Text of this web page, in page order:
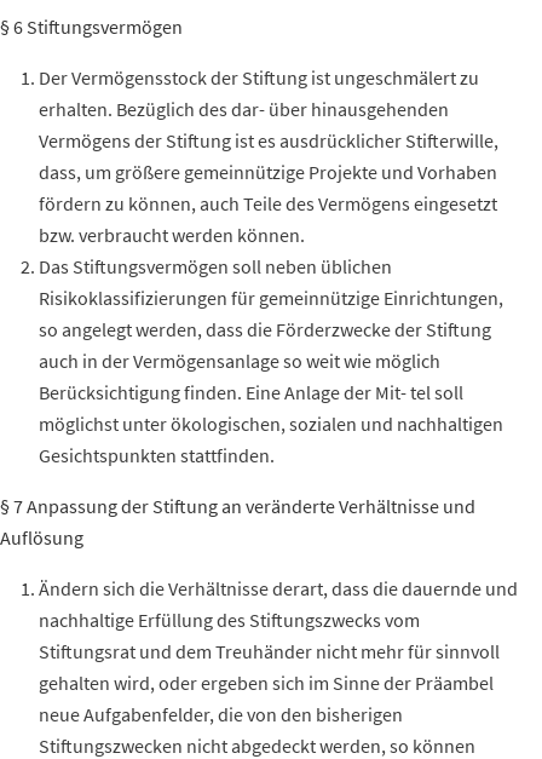
§ 6 Stiftungsvermögen
DerVermögensstockder Stiftung ist ungeschmälert zu
erhalten. Bezüglich des dar- über hinausgehenden
Vermögens der Stiftung ist es ausdrücklicher Stifterwille,
dass, um größere gemeinnützige Projekte und Vorhaben
fördern zu können, auch Teiledes Vermögens eingesetzt
bzw. verbraucht werden können.
Das Stiftungsvermögen soll neben üblichen
Risikoklassifizierungen für gemeinnützige Einrichtungen,
so angelegt werden, dass die Förderzwecke der Stiftung
auch in der Vermögensanlage so weit wie möglich
Berücksichtigung finden. Eine Anlage der Mit- tel soll
möglichst unter ökologischen, sozialen und nachhaltigen
Gesichtspunkten stattfinden.
§ 7 Anpassung der Stiftung an veränderte Verhältnisse und
Auflösung
Ändern sich dieVerhältnissederart, dass die dauernde und
nachhaltige Erfüllung des Stiftungszwecks vom
Stiftungsrat und dem Treuhänder nicht mehr für sinnvoll
gehalten wird, oder ergeben sich im Sinne der Präambel
neue Aufgabenfelder, die von den bisherigen
Stiftungszwecken nicht abgedeckt werden, so können